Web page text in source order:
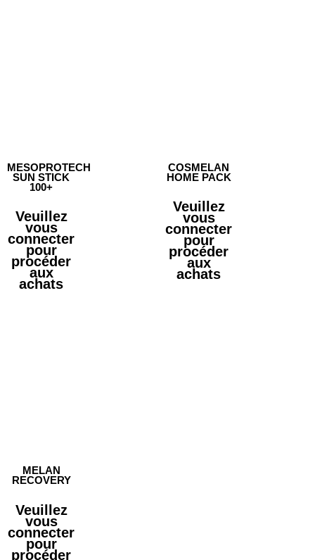
MESOPROTECH
SUN STICK
100+
Veuillez
vous
connecter
pour
procéder
aux
achats
COSMELAN
HOME PACK
Veuillez
vous
connecter
pour
procéder
aux
achats
MELAN
RECOVERY
Veuillez
vous
connecter
pour
procéder